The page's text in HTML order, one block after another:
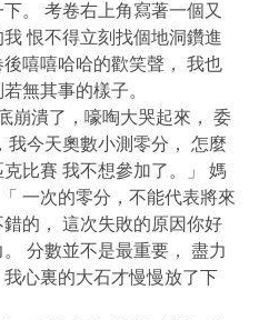
。 考卷右上角寫著一個又
恨不得立刻找個地洞鑽進
嘻嘻哈哈的歡笑聲， 我也
無其事的樣子。
潰了，嚎啕大哭起來， 委
我今天奧數小測零分， 怎麼
比賽 我不想參加了。」 媽
一次的零分，不能代表將來
的， 這次失敗的原因你好
分數並不是最重要， 盡力
心裏的大石才慢慢放了下